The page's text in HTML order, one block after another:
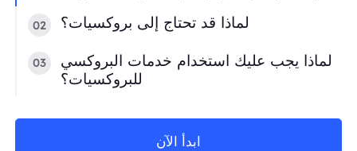
02 لماذا قد تحتاج إلى بروكسيات؟
03
لماذا يجب عليك استخدام خدمات البروكسي
للبروكسيات؟
ابدأ الآن